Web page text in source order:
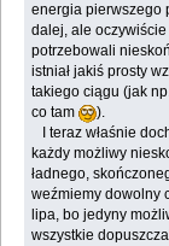
energia pierwszego
dalej, ale
potrzebowali
istniał jakiś prosty
takiego ciągu (jak
co tam
).
I teraz właśnie
każdy możliwy
ładnego,
weźmiemy dowolny
lipa, bo jedyny
wszystkie